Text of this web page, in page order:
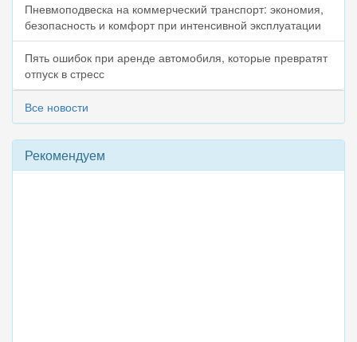
Пневмоподвеска на коммерческий транспорт: экономия,
безопасность и комфорт при интенсивной эксплуатации
Пять ошибок при аренде автомобиля, которые превратят
отпуск в стресс
Все новости
Рекомендуем